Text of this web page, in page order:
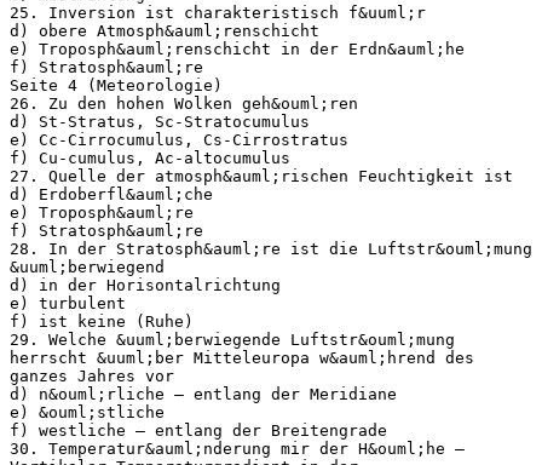
25. Inversion ist charakteristisch f&uuml;r
d) obere Atmosph&auml;renschicht
e) Troposph&auml;renschicht in der Erdn&auml;he
f) Stratosph&auml;re
Seite 4 (Meteorologie)
26. Zu den hohen Wolken geh&ouml;ren
d) St-Stratus, Sc-Stratocumulus
e) Cc-Cirrocumulus, Cs-Cirrostratus
f) Cu-cumulus, Ac-altocumulus
27. Quelle der atmosph&auml;rischen Feuchtigkeit ist
d) Erdoberfl&auml;che
e) Troposph&auml;re
f) Stratosph&auml;re
28. In der Stratosph&auml;re ist die Luftstr&ouml;mung
&uuml;berwiegend
d) in der Horisontalrichtung
e) turbulent
f) ist keine (Ruhe)
29. Welche &uuml;berwiegende Luftstr&ouml;mung
herrscht &uuml;ber Mitteleuropa w&auml;hrend des
ganzes Jahres vor
d) n&ouml;rliche – entlang der Meridiane
e) &ouml;stliche
f) westliche – entlang der Breitengrade
30. Temperatur&auml;nderung mir der H&ouml;he –